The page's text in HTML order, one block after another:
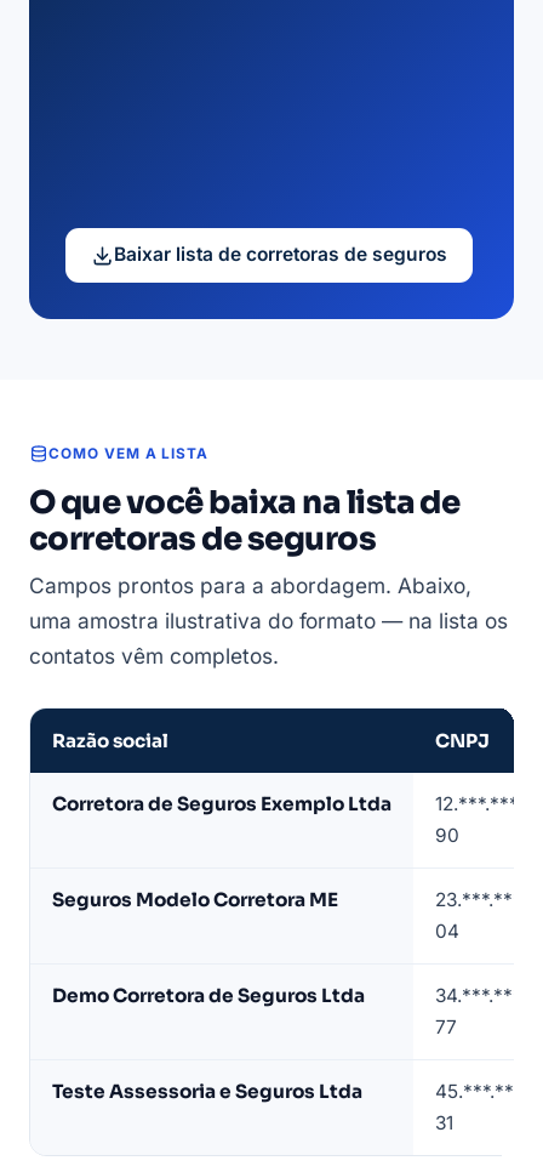
Baixar lista de corretoras de seguros
COMO VEM A LISTA
O que você baixa na lista de
corretoras de seguros
Campos prontos para a abordagem. Abaixo,
uma amostra ilustrativa do formato — na lista os
contatos vêm completos.
corretoras
(dados
Razão social CNPJ
Corretora de Seguros Exemplo Ltda
12.***.***/
90
Seguros Modelo Corretora ME
23.***.***/
04
Demo Corretora de Seguros Ltda
34.***.***/
77
Teste Assessoria e Seguros Ltda
45.***.***/
31